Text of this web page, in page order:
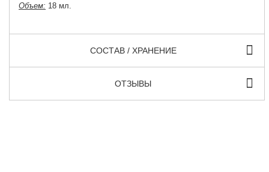
Объем: 18 мл.
СОСТАВ / ХРАНЕНИЕ
ОТЗЫВЫ